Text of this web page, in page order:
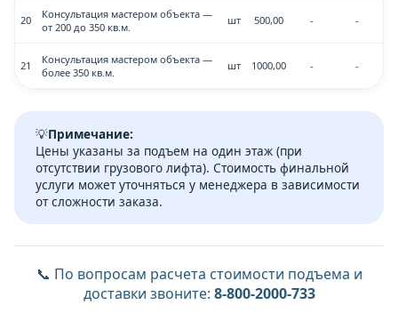
20
Консультация мастером объекта —
от 200 до 350 кв.м.
шт 500,00 - -
21
Консультация мастером объекта —
более 350 кв.м.
шт 1000,00 - -
💡Примечание:
Цены указаны за подъем на один этаж (при
отсутствии грузового лифта). Стоимость финальной
услуги может уточняться у менеджера в зависимости
от сложности заказа.
📞 По вопросам расчета стоимости подъема и
доставки звоните: 8-800-2000-733